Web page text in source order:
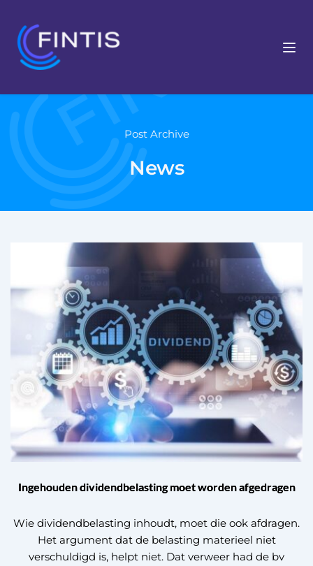
Post Archive
News
Ingehouden dividendbelasting moet worden afgedragen
Wie dividendbelasting inhoudt, moet die ook afdragen.
Het argument dat de belasting materieel niet
verschuldigd is, helpt niet. Dat verweer had de bv